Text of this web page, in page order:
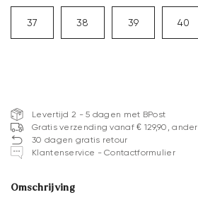
37 38 39 40
Levertijd 2 - 5 dagen met BPost
Gratis verzending vanaf € 129,90,
30 dagen gratis retour
Klantenservice - Contactformulier
Omschrijving